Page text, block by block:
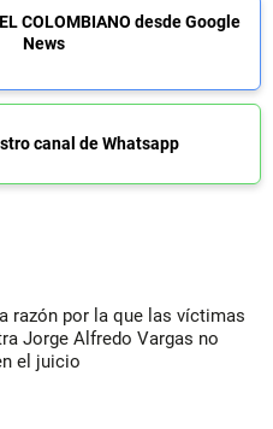
COLOMBIANO desde Google
News
canal de Whatsapp
razón por la que las víctimas
Jorge Alfredo Vargas no
el juicio